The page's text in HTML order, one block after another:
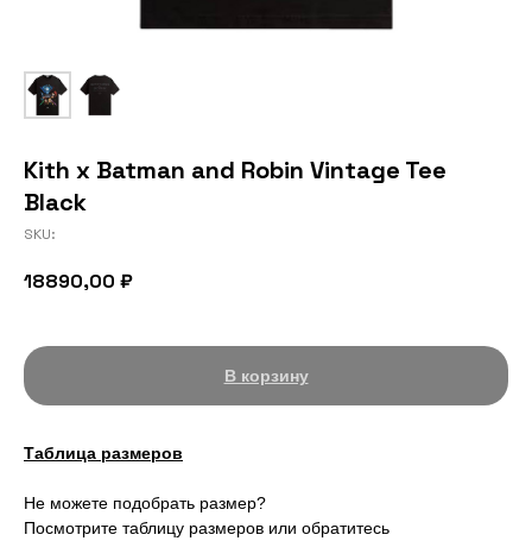
Kith x Batman and Robin Vintage Tee
Black
SKU:
18890,00 ₽
В корзину
Таблица размеров
Не можете подобрать размер?
Посмотрите таблицу размеров или обратитесь